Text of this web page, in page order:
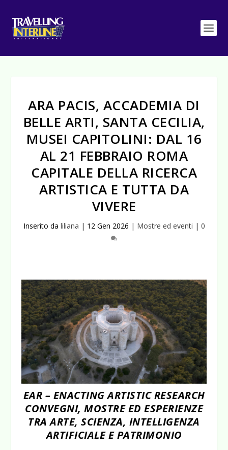
ARA PACIS, ACCADEMIA DI
BELLE ARTI, SANTA CECILIA,
MUSEI CAPITOLINI: DAL 16
AL 21 FEBBRAIO ROMA
CAPITALE DELLA RICERCA
ARTISTICA E TUTTA DA
VIVERE
Inserito da liliana | 12 Gen 2026 | Mostre ed eventi | 0
EAR – ENACTING ARTISTIC RESEARCH
CONVEGNI, MOSTRE ED ESPERIENZE
TRA ARTE, SCIENZA, INTELLIGENZA
ARTIFICIALE E PATRIMONIO